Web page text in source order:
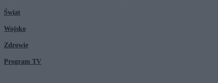
Świat
Wojsko
Zdrowie
Program TV